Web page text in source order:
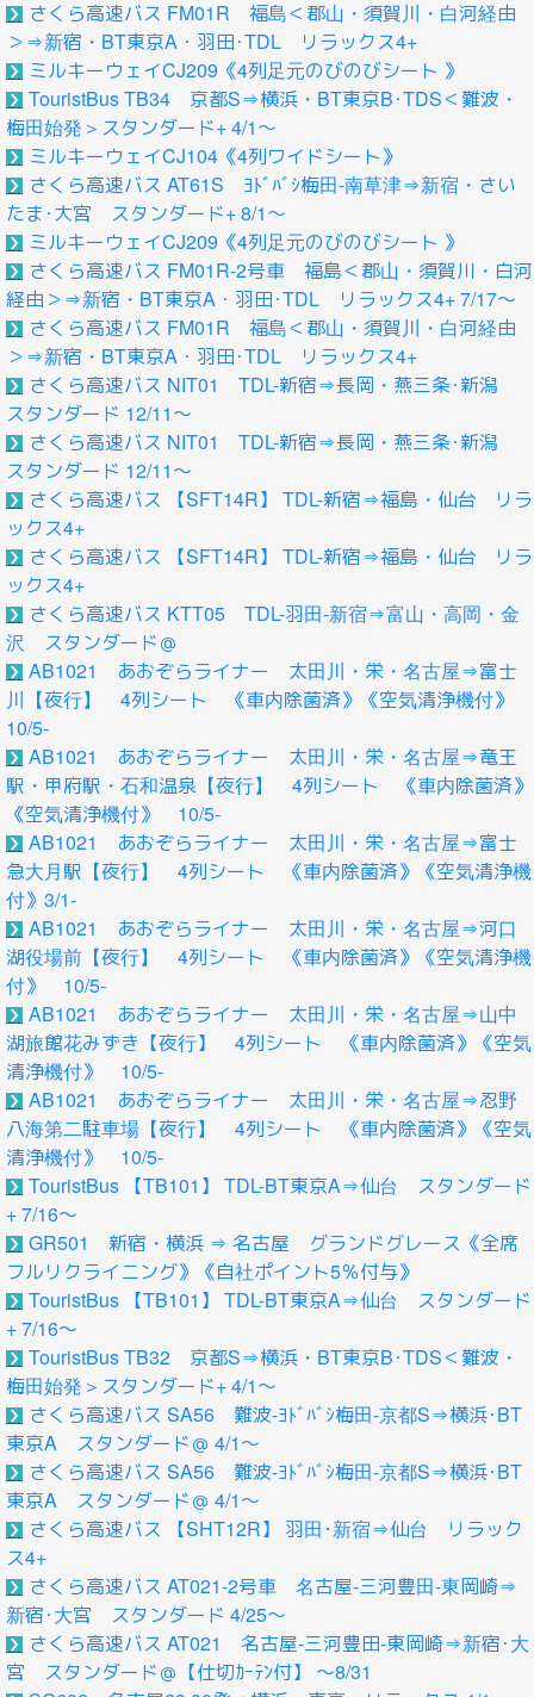
さくら高速バス FM01R 福島＜郡山・須賀川・白河経由
＞⇒新宿・BT東京A・羽田･TDL リラックス4+
ミルキーウェイCJ209《4列足元のびのびシート 》
TouristBus TB34 京都S⇒横浜・BT東京B･TDS＜難波・
梅田始発＞スタンダード+ 4/1～
ミルキーウェイCJ104《4列ワイドシート》
さくら高速バス AT61S ﾖﾄﾞﾊﾞｼ梅田-南草津⇒新宿・さい
たま･大宮 スタンダード+ 8/1～
ミルキーウェイCJ209《4列足元のびのびシート 》
さくら高速バス FM01R-2号車 福島＜郡山・須賀川・白河
経由＞⇒新宿・BT東京A・羽田･TDL リラックス4+ 7/17～
さくら高速バス FM01R 福島＜郡山・須賀川・白河経由
＞⇒新宿・BT東京A・羽田･TDL リラックス4+
さくら高速バス NIT01 TDL-新宿⇒長岡・燕三条･新潟
スタンダード 12/11～
さくら高速バス NIT01 TDL-新宿⇒長岡・燕三条･新潟
スタンダード 12/11～
さくら高速バス 【SFT14R】 TDL-新宿⇒福島・仙台 リラ
ックス4+
さくら高速バス 【SFT14R】 TDL-新宿⇒福島・仙台 リラ
ックス4+
さくら高速バス KTT05 TDL-羽田-新宿⇒富山・高岡・金
沢 スタンダード＠
AB1021 あおぞらライナー 太田川・栄・名古屋⇒富士
川【夜行】 4列シート 《車内除菌済》《空気清浄機付》
10/5-
AB1021 あおぞらライナー 太田川・栄・名古屋⇒竜王
駅・甲府駅・石和温泉【夜行】 4列シート 《車内除菌済》
《空気清浄機付》 10/5-
AB1021 あおぞらライナー 太田川・栄・名古屋⇒富士
急大月駅【夜行】 4列シート 《車内除菌済》《空気清浄機
付》3/1-
AB1021 あおぞらライナー 太田川・栄・名古屋⇒河口
湖役場前【夜行】 4列シート 《車内除菌済》《空気清浄機
付》 10/5-
AB1021 あおぞらライナー 太田川・栄・名古屋⇒山中
湖旅館花みずき【夜行】 4列シート 《車内除菌済》《空気
清浄機付》 10/5-
AB1021 あおぞらライナー 太田川・栄・名古屋⇒忍野
八海第二駐車場【夜行】 4列シート 《車内除菌済》《空気
清浄機付》 10/5-
TouristBus 【TB101】 TDL-BT東京A⇒仙台 スタンダード
+ 7/16～
GR501 新宿・横浜 ⇒ 名古屋 グランドグレース《全席
フルリクライニング》《自社ポイント5％付与》
TouristBus 【TB101】 TDL-BT東京A⇒仙台 スタンダード
+ 7/16～
TouristBus TB32 京都S⇒横浜・BT東京B･TDS＜難波・
梅田始発＞スタンダード+ 4/1～
さくら高速バス SA56 難波-ﾖﾄﾞﾊﾞｼ梅田-京都S⇒横浜･BT
東京A スタンダード＠ 4/1～
さくら高速バス SA56 難波-ﾖﾄﾞﾊﾞｼ梅田-京都S⇒横浜･BT
東京A スタンダード＠ 4/1～
さくら高速バス 【SHT12R】 羽田･新宿⇒仙台 リラック
ス4+
さくら高速バス AT021-2号車 名古屋-三河豊田-東岡崎⇒
新宿･大宮 スタンダード 4/25～
さくら高速バス AT021 名古屋-三河豊田-東岡崎⇒新宿･大
宮 スタンダード＠【仕切ｶｰﾃﾝ付】 ～8/31